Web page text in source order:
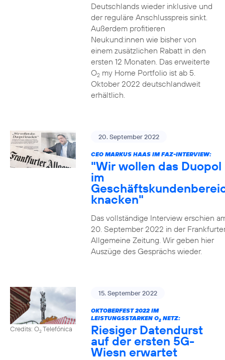
Deutschlands wieder inklusive und
der reguläre Anschlusspreis sinkt.
Außerdem profitieren
Neukund:innen wie bisher von
einem zusätzlichen Rabatt in den
ersten 12 Monaten. Das erweiterte
O2my Home Portfolio ist ab 5.
Oktober 2022 deutschlandweit
erhältlich.
20. September 2022
CEO MARKUS HAAS IM FAZ-INTERVIEW:
"Wir wollen das Duopol
im
knacken"
Das vollständige Interview erschien
20. September 2022 in der
Allgemeine Zeitung. Wir geben hier
Auszüge des Gesprächs wieder.
Credits: O2Telefónica
15. September 2022
OKTOBERFEST 2022 IM
LEISTUNGSSTARKEN O2NETZ:
Riesiger Datendurst
auf der ersten 5G-
Wiesn erwartet